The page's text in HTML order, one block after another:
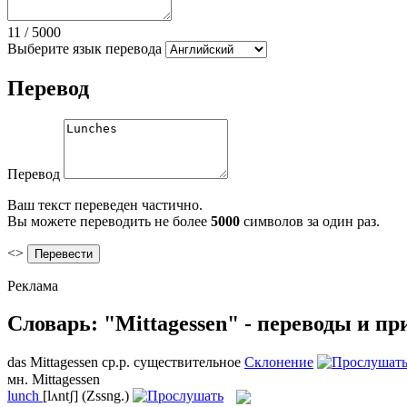
11 / 5000
Выберите язык перевода
Перевод
Перевод
Ваш текст переведен частично.
Вы можете переводить не более 5000 символов за один раз.
<>
Реклама
Словарь: "Mittagessen" - переводы и
das Mittagessen ср.р. существительное Склонение
мн. Mittagessen
lunch [lʌntʃ] (Zssng.)